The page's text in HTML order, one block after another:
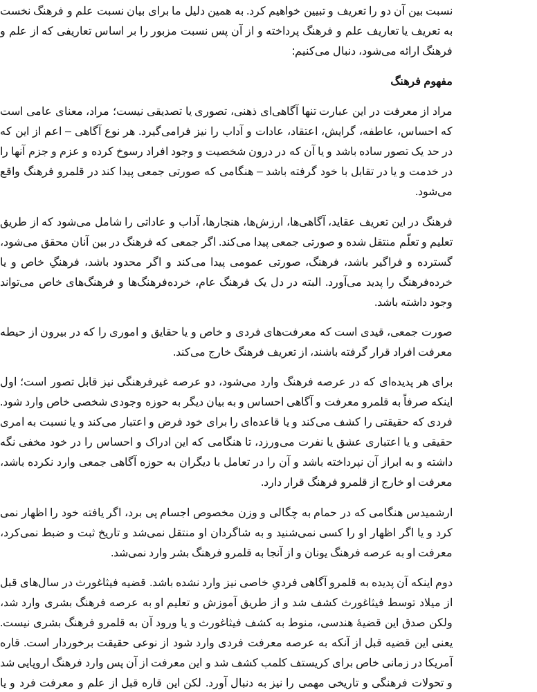
نسبت بین آن دو را تعریف و تبیین خواهیم کرد. به همین دلیل ما براى بیان نسبت علم و فرهنگ نخست
به تعریف یا تعاریف علم و فرهنگ پرداخته و از آن پس نسبت مزبور را بر اساس تعاریفى که از علم و
فرهنگ ارائه مى‌‏شود، دنبال مى‌‏کنیم:
مفهوم فرهنگ
مراد از معرفت در این عبارت تنها آگاهى‌ای ذهنى، تصورى یا تصدیقى نیست؛ مراد، معناى عامى است
که احساس، عاطفه، گرایش، ‏اعتقاد، عادات و آداب را نیز فرامى‏‌گیرد. هر نوع آگاهى – اعم از این که
در حد یک تصور ساده باشد و یا آن که در درون شخصیت و وجود افراد رسوخ کرده و عزم و جزم آنها را
در خدمت و یا در تقابل با خود گرفته باشد – هنگامى که صورتى ‌جمعى پیدا ‏کند در قلمرو فرهنگ واقع
مى‏‌شود.
فرهنگ در این تعریف عقاید، آگاهی‌ها، ارزش‌ها، هنجارها، آداب و عاداتی را شامل می‌شود که از طریق
تعلیم و تعلّم منتقل شده و صورتی جمعی پیدا می‌کند. اگر جمعى که فرهنگ در بین آنان محقق مى‏‌شود،
گسترده و فراگیر باشد، فرهنگ، صورتى عمومى پیدا مى‏‌کند و اگر محدود باشد، فرهنگِ خاص و یا
خرده‌فرهنگ را پدید مى‌‏آورد. البته در دل یک فرهنگ عام، خرده‌فرهنگ‏‌ها و فرهنگ‏‌هاى خاص مى‌‏تواند
وجود داشته ‏باشد.
صورت جمعى، قیدى است که معرفت‏‌هاى فردى و خاص و یا حقایق و امورى را که در بیرون از حیطه
معرفت افراد قرار گرفته باشند، از تعریف فرهنگ خارج مى‌‏کند.
براى هر پدیده‌‏اى که در عرصه فرهنگ وارد مى‌‏شود، دو عرصه غیرفرهنگى نیز قابل تصور است؛ اول
اینکه صرفاً به قلمرو معرفت و آگاهى احساس و به بیان دیگر به حوزه وجودی شخصی خاص وارد شود.
فردى که حقیقتى را کشف مى‏‌کند و یا قاعده‏‌اى را برای خود فرض و اعتبار مى‏‌کند و یا نسبت به امرى
حقیقى و یا اعتبارى عشق یا نفرت مى‏‌ورزد، تا هنگامى که این ادراک و احساس را در خود مخفى نگه
داشته و به ابراز آن نپرداخته باشد و آن را در تعامل با دیگران به حوزه آگاهى جمعى وارد نکرده باشد،
معرفت او خارج از قلمرو فرهنگ قرار دارد.
ارشمیدس هنگامى که در حمام به چگالى و وزن مخصوص اجسام پى برد، اگر یافته خود را اظهار نمی­‌
کرد و یا اگر اظهار او را کسى ‏نمى‏‌شنید و به شاگردان او منتقل نمى‏‌شد و تاریخ ثبت و ضبط نمى‏‌کرد،
معرفت او به عرصه فرهنگ یونان و از آنجا به قلمرو فرهنگ‏ بشر وارد نمى‏‌شد.
دوم اینکه آن پدیده به قلمرو آگاهى ‏فردىِ خاصى نیز وارد نشده باشد. قضیه فیثاغورث در سال‏‌هاى قبل
از میلاد توسط فیثاغورث کشف شد و از طریق آموزش و تعلیم او به عرصه فرهنگ بشرى وارد شد،
ولکن صدق این قضیۀ هندسى، منوط به کشف فیثاغورث و یا ورود آن به قلمرو فرهنگ بشرى نیست.
یعنى این قضیه قبل از آنکه به عرصه معرفت فردى وارد شود از نوعى حقیقت برخوردار است. قاره
آمریکا در زمانى خاص براى کریستف کلمب کشف شد و این معرفت از آن پس وارد فرهنگ اروپایى شد
و تحولات فرهنگى و تاریخى مهمى را نیز به دنبال آورد. لکن این قاره قبل از علم و معرفت فرد و یا